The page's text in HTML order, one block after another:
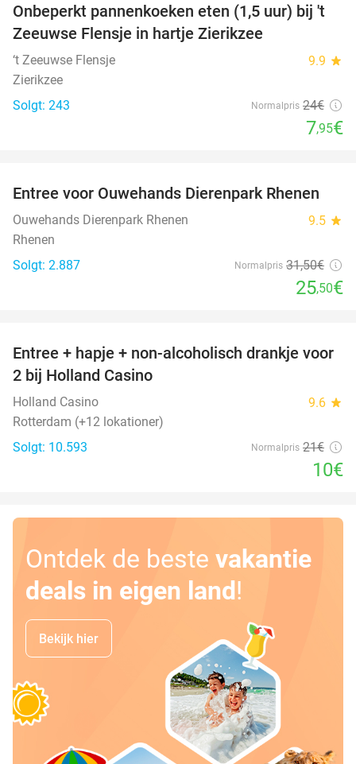
67%
Onbeperkt pannenkoeken eten (1,5 uur) bij 't
Zeeuwse Flensje in hartje Zierikzee
‘t Zeeuwse Flensje 9.9 star
Zierikzee
Solgt: 243
Normalpris 24€
7,95€
19%
Entree voor Ouwehands Dierenpark Rhenen
Ouwehands Dierenpark Rhenen 9.5 star
Rhenen
Solgt: 2.887
Normalpris 31,50€
25,50€
52%
Entree + hapje + non-alcoholisch drankje voor
2 bij Holland Casino
Holland Casino 9.6 star
Rotterdam (+12 lokationer)
Solgt: 10.593
Normalpris 21€
10€
Ontdek de beste vakantie
deals in eigen land!
Bekijk hier